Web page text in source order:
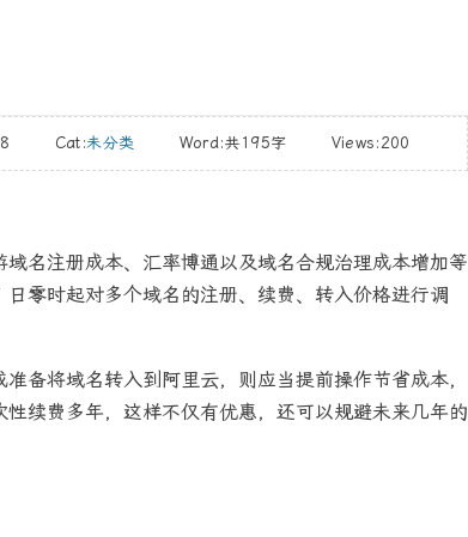
28 Cat:未分类 Word:共195字 Views:200
名注册成本、汇率博通以及域名合规治理成本增加等
零时起对多个域名的注册、续费、转入价格进行调
备将域名转入到阿里云，则应当提前操作节省成本，
续费多年，这样不仅有优惠，还可以规避未来几年的